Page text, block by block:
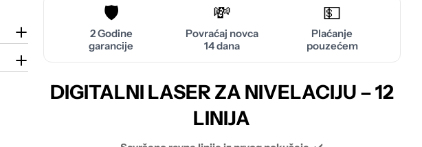
🛡️
2 Godine
garancije
💸
Povraćaj novca
14 dana
💵
Plaćanje
pouzećem
DIGITALNI LASER ZA NIVELACIJU – 12
LINIJA